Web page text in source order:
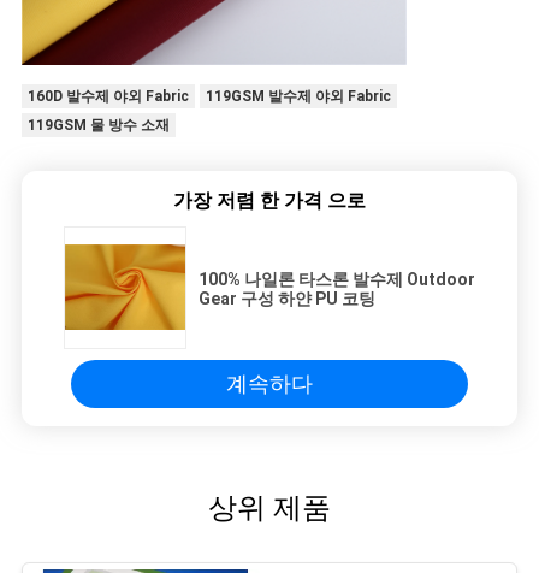
160D 발수제 야외 Fabric
119GSM 발수제 야외 Fabric
119GSM 물 방수 소재
가장 저렴 한 가격 으로
100% 나일론 타스론 발수제 Outdoor
Gear 구성 하얀 PU 코팅
계속하다
상위 제품